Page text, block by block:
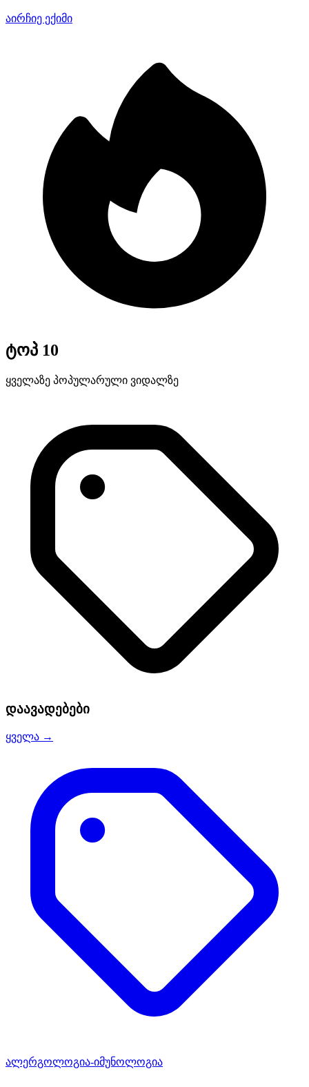
აირჩიე ექიმი
ტოპ 10
ყველაზე პოპულარული ვიდალზე
დაავადებები
ყველა →
ალერგოლოგია-იმუნოლოგია